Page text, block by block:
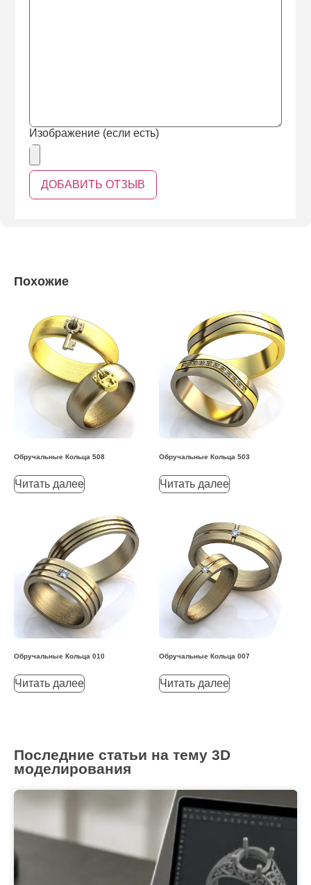
Изображение (если есть)
Похожие
Обручальные Кольца 508
Читать далее
Обручальные Кольца 503
Читать далее
Обручальные Кольца 010
Читать далее
Обручальные Кольца 007
Читать далее
Последние статьи на тему 3D
моделирования